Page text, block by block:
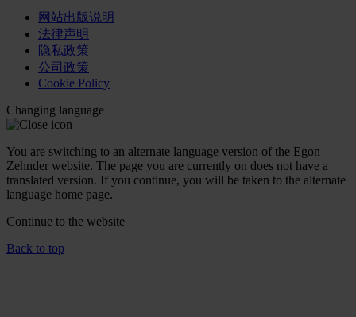
网站出版说明
法律声明
隐私政策
公司政策
Cookie Policy
Changing language
You are switching to an alternate language version of the Egon
Zehnder website. The page you are currently on does not have a
translated version. If you continue, you will be taken to the alternate
language home page.
Continue to the website
Back to top